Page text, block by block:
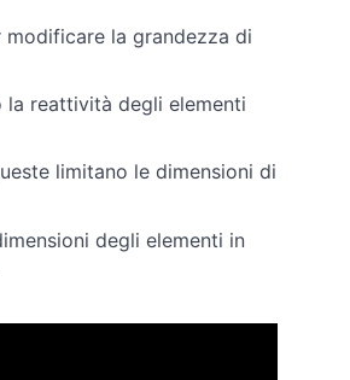
modificare la grandezza di
la reattività degli elementi
limitano le dimensioni di
degli elementi in